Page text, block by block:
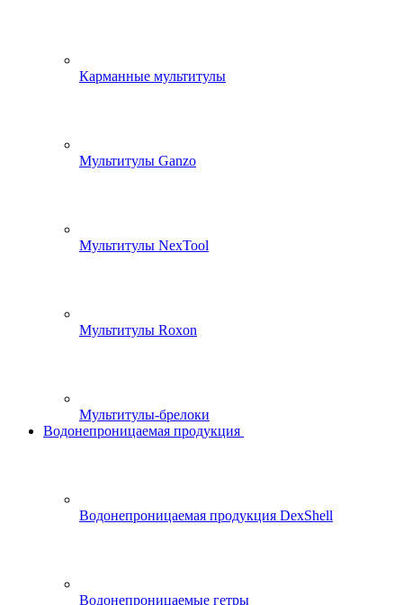
Карманные мультитулы
Мультитулы Ganzo
Мультитулы NexTool
Мультитулы Roxon
Мультитулы-брелоки
Водонепроницаемая продукция
Водонепроницаемая продукция DexShell
Водонепроницаемые гетры